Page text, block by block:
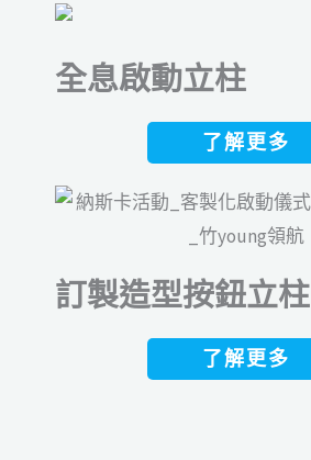
全息啟動立柱
了解更多
訂製造型按鈕立柱
了解更多